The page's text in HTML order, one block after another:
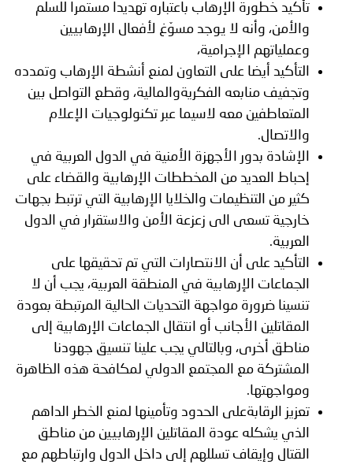
تأكيد خطورة الإرهاب باعتباره تهديدا مستمرا للسلم
والأمن، وأنه لا يوجد مسوّغ لأفعال الإرهابيين
وعملياتهم الإجرامية،
التأكيد أيضا على التعاون لمنع أنشطة الإرهاب وتمدده
وتجفيف منابعه الفكريةوالمالية، وقطع التواصل بين
المتعاطفين معه لاسيما عبر تكنولوجيات الإعلام
والاتصال.
الإشادة بدور الأجهزة الأمنية في الدول العربية في
إحباط العديد من المخططات الإرهابية والقضاء على
كثير من التنظيمات والخلايا الإرهابية التي ترتبط بجهات
خارجية تسعى الى زعزعة الأمن والاستقرار في الدول
العربية.
التأكيد على أن الانتصارات التي تم تحقيقها على
الجماعات الإرهابية في المنطقة العربية، يجب أن لا
تنسينا ضرورة مواجهة التحديات الحالية المرتبطة بعودة
المقاتلين الأجانب أو انتقال الجماعات الإرهابية إلى
مناطق أخرى، وبالتالي يجب علينا تنسيق جهودنا
المشتركة مع المجتمع الدولي لمكافحة هذه الظاهرة
ومواجهتها.
تعزيز الرقابةعلى الحدود وتأمينها لمنع الخطر الداهم
الذي يشكله عودة المقاتلين الإرهابيين من مناطق
القتال وإيقاف تسللهم إلى داخل الدول وارتباطهم مع